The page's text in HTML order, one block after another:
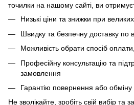
точилки на нашому сайті, ви
Низькі ціни та знижки при
Швидку та безпечну доставку по
Можливість обрати спосіб
Професійну консультацію та
замовлення
Гарантію повернення або обміну
Не зволікайте, зробіть свій вибір та